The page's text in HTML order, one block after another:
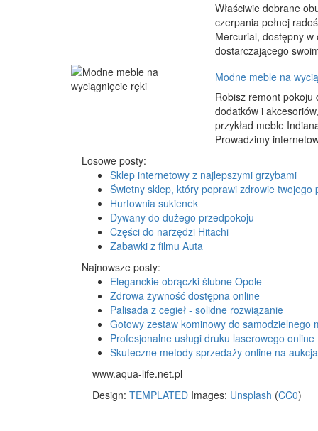
Właściwie dobrane
czerpania pełnej
Mercurial, dostępny
dostarczającego
Modne meble na
Robisz remont pokoju
dodatków i
przykład meble
Prowadzimy
Losowe posty:
Sklep internetowy z najlepszymi grzybami
Świetny sklep, który poprawi zdrowie twojego
Hurtownia sukienek
Dywany do dużego przedpokoju
Części do narzędzi Hitachi
Zabawki z filmu Auta
Najnowsze posty:
Eleganckie obrączki ślubne Opole
Zdrowa żywność dostępna online
Palisada z cegieł - solidne rozwiązanie
Gotowy zestaw kominowy do samodzielnego
Profesjonalne usługi druku laserowego online
Skuteczne metody sprzedaży online na
www.aqua-life.net.pl
Design: TEMPLATED Images: Unsplash (CC0)